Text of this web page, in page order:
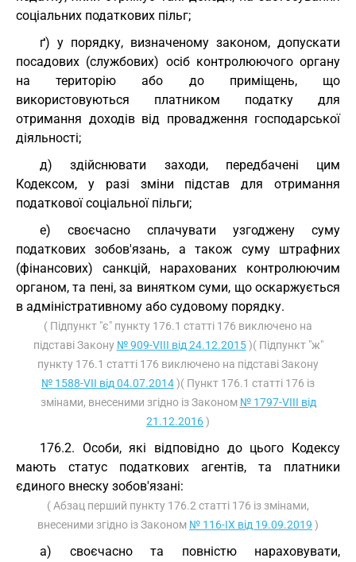
соціальних податкових пільг;
ґ) у порядку, визначеному законом, допускати
посадових (службових) осіб контролюючого органу
на територію або до приміщень, що
використовуються платником податку для
отримання доходів від провадження господарської
діяльності;
д) здійснювати заходи, передбачені цим
Кодексом, у разі зміни підстав для отримання
податкової соціальної пільги;
е) своєчасно сплачувати узгоджену суму
податкових зобов'язань, а також суму штрафних
(фінансових) санкцій, нарахованих контролюючим
органом, та пені, за винятком суми, що оскаржується
в адміністративному або судовому порядку.
( Підпункт "є" пункту 176.1 статті 176 виключено на
підставі Закону № 909-VIII від 24.12.2015)( Підпункт "ж"
пункту 176.1 статті 176 виключено на підставі Закону
№ 1588-VII від 04.07.2014)( Пункт 176.1 статті 176 із
змінами, внесеними згідно із Законом № 1797-VIII від
21.12.2016)
176.2. Особи, які відповідно до цього Кодексу
мають статус податкових агентів, та платники
єдиного внеску зобов'язані:
( Абзац перший пункту 176.2 статті 176 із змінами,
внесеними згідно із Законом № 116-IX від 19.09.2019 )
а) своєчасно та повністю нараховувати,